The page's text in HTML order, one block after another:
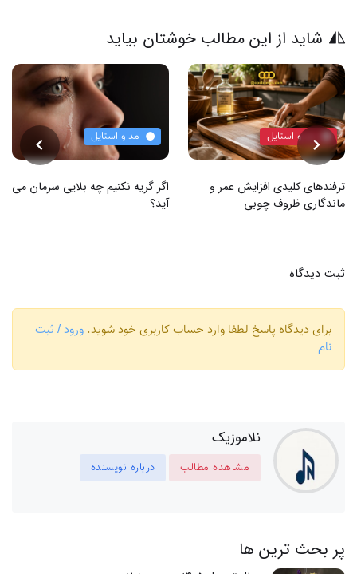
شاید از این مطالب خوشتان بیاید
مد و استایل
ترفندهای کلیدی افزایش عمر و
ماندگاری ظروف چوبی
مد و استایل
اگر گریه نکنیم چه بلایی سرمان می
آید؟
ثبت دیدگاه
برای دیدگاه پاسخ لطفا وارد حساب کاربری خود شوید. ورود / ثبت
نام
نلاموزیک
مشاهده مطالب درباره نویسنده
پر بحث ترین ها